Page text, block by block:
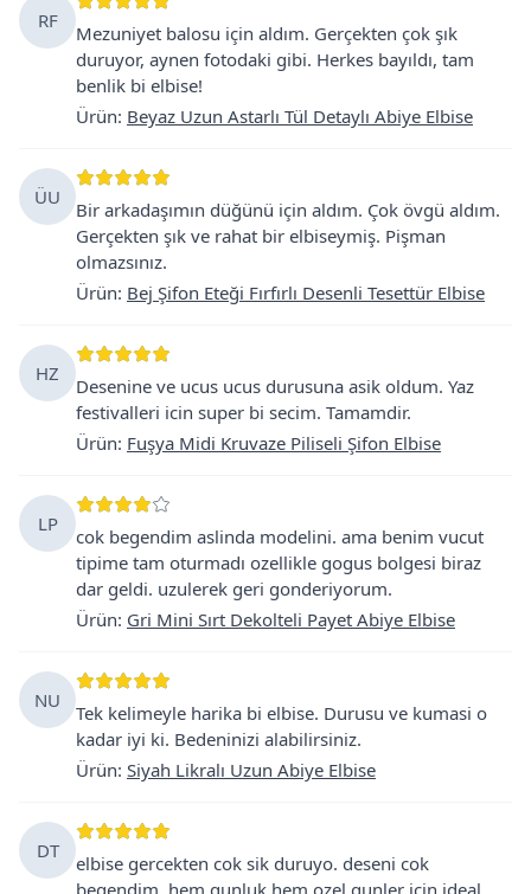
RF
Mezuniyet balosu için aldım. Gerçekten çok şık
duruyor, aynen fotodaki gibi. Herkes bayıldı, tam
benlik bi elbise!
Ürün: Beyaz Uzun Astarlı Tül Detaylı Abiye Elbise
ÜU
Bir arkadaşımın düğünü için aldım. Çok övgü aldım.
Gerçekten şık ve rahat bir elbiseymiş. Pişman
olmazsınız.
Ürün: Bej Şifon Eteği Fırfırlı Desenli Tesettür Elbise
HZ
Desenine ve ucus ucus durusuna asik oldum. Yaz
festivalleri icin super bi secim. Tamamdir.
Ürün: Fuşya Midi Kruvaze Piliseli Şifon Elbise
LP
cok begendim aslinda modelini. ama benim vucut
tipime tam oturmadı ozellikle gogus bolgesi biraz
dar geldi. uzulerek geri gonderiyorum.
Ürün: Gri Mini Sırt Dekolteli Payet Abiye Elbise
NU
Tek kelimeyle harika bi elbise. Durusu ve kumasi o
kadar iyi ki. Bedeninizi alabilirsiniz.
Ürün: Siyah Likralı Uzun Abiye Elbise
DT
elbise gercekten cok sik duruyo. deseni cok
begendim, hem gunluk hem ozel gunler icin ideal.